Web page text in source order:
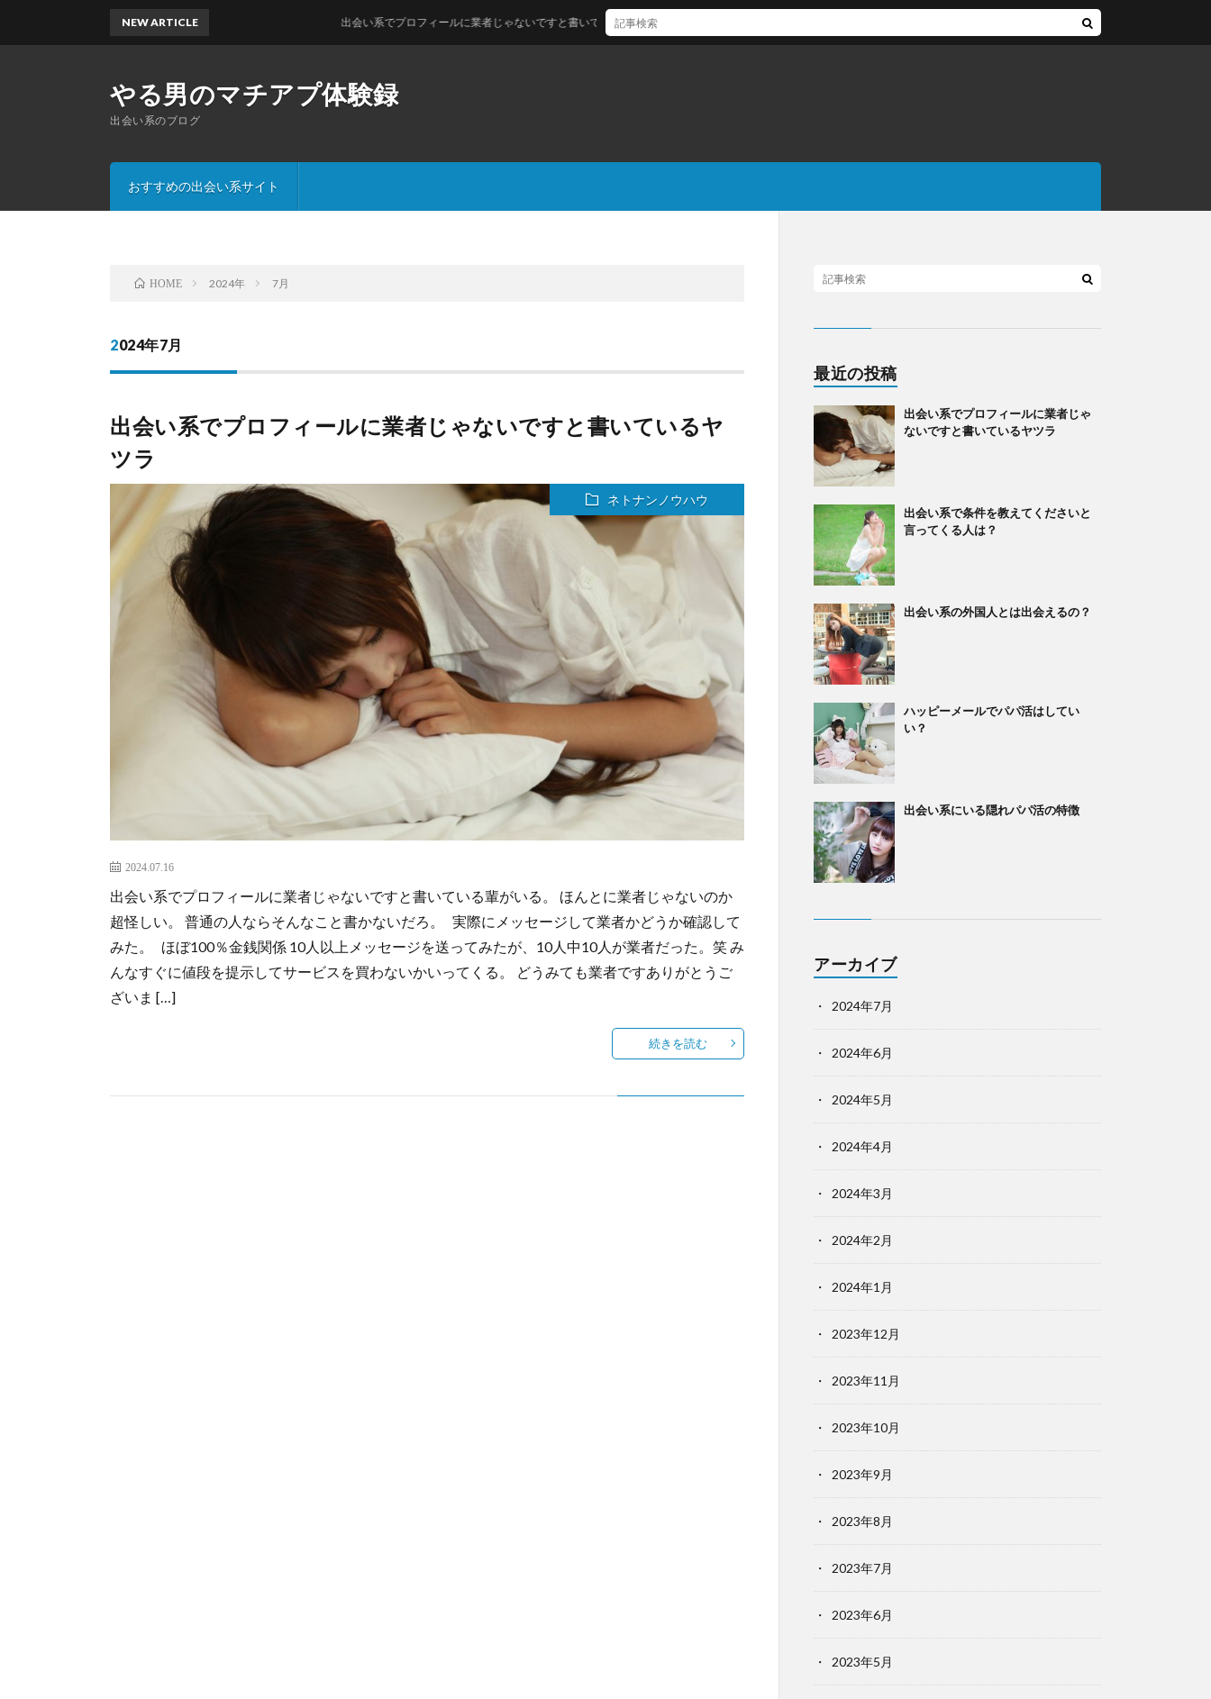
やる男のマチアプ体験録
出会い系のブログ
おすすめの出会い系サイト
NEW ARTICLE 出会い系でプロフィールに業者じゃないですと書いているヤツラ
HOME 2024年 7月
2024年7月
出会い系でプロフィールに業者じゃないですと書いているヤ
ツラ
ネトナンノウハウ
2024.07.16
出会い系でプロフィールに業者じゃないですと書いている輩がいる。 ほんとに業者じゃないのか
超怪しい。 普通の人ならそんなこと書かないだろ。 実際にメッセージして業者かどうか確認して
みた。 ほぼ100％金銭関係 10人以上メッセージを送ってみたが、10人中10人が業者だった。笑 み
んなすぐに値段を提示してサービスを買わないかいってくる。 どうみても業者ですありがとうご
ざいま […]
続きを読む
最近の投稿
出会い系でプロフィールに業者じゃ
ないですと書いているヤツラ
出会い系で条件を教えてくださいと
言ってくる人は？
出会い系の外国人とは出会えるの？
ハッピーメールでパパ活はしてい
い？
出会い系にいる隠れパパ活の特徴
アーカイブ
2024年7月
2024年6月
2024年5月
2024年4月
2024年3月
2024年2月
2024年1月
2023年12月
2023年11月
2023年10月
2023年9月
2023年8月
2023年7月
2023年6月
2023年5月